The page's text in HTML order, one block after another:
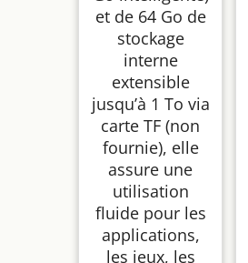
et de 64 Go de
stockage
interne
extensible
jusqu’à 1 To via
carte TF (non
fournie), elle
assure une
utilisation
fluide pour les
applications,
les jeux, les